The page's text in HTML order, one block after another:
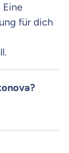
Eine
für dich
Einwilligung